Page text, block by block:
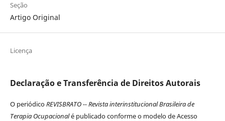
Seção
Artigo Original
Licença
Declaração e Transferência de Direitos Autorais
O periódicoREVISBRATO -- Revista interinstitucional Brasileira de
Terapia Ocupacionalé publicado conforme o modelo de Acesso